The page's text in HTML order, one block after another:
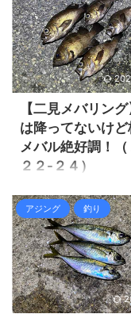
【二見メバリン
は降ってないけ
メバル絶好調！（
２２-２４）
の梅雨メバルが絶好調
て行ってみると、意外
が悪くイマイチでした
https://zaltz.blog/
2022-23/ 前回二見メ
前回は干潮に近いタイ
での釣行だったので、
アジング 釣り